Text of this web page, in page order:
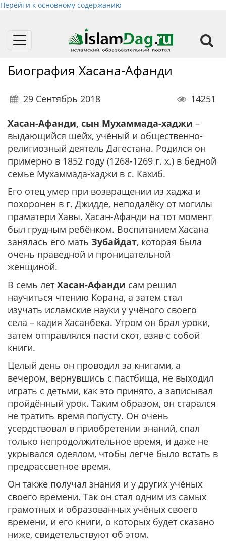
Перейти к основному содержанию
Toggle
Биография Хасана-Афанди
29 Сентябрь 2018
14251
Хасан-Афанди, сын Мухаммада-хаджи –
выдающийся шейх, учёный и общественно-
религиозный деятель Дагестана. Родился он
примерно в 1852 году (1268-1269 г. х.) в бедной
семье Мухаммада-хаджи в с. Кахиб.
Его отец умер при возвращении из хаджа и
похоронен в г. Джидде, неподалёку от могилы
праматери Хавы. Хасан-Афанди на тот момент
был грудным ребёнком. Воспитанием Хасана
занялась его мать Зубайдат, которая была
очень праведной и проницательной
женщиной.
В семь лет Хасан-Афанди сам решил
научиться чтению Корана, а затем стал
изучать исламские науки у учёного своего
села – кадия Хасанбека. Утром он брал уроки,
затем отправлялся пасти скот, взяв с собой
книги.
Целый день он проводил за книгами, а
вечером, вернувшись с пастбища, не выходил
играть с детьми, как это принято, а записывал
пройдённый урок. Таким образом, он старался
не тратить время попусту. Он очень
усердствовал в приобретении знаний, спал
только непродолжительное время, и даже не
укрывался одеялом, чтобы легче было встать в
предрассветное время.
Он также получал знания и у других учёных
своего времени. Так он стал одним из самых
грамотных и образованных учёных своего
времени, и его книги, о которых будет сказано
ниже, свидетельствуют об этом.